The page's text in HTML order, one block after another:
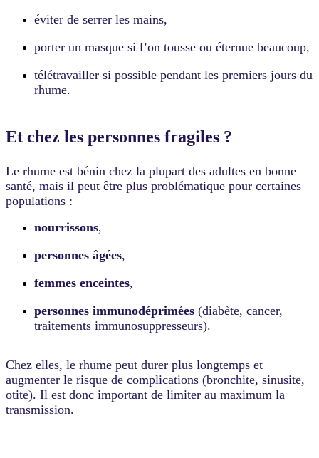
éviter de serrer les mains,
porter un masque si l’on tousse ou éternue beaucoup,
télétravailler si possible pendant les premiers jours du
rhume.
Et chez les personnes fragiles ?
Le rhume est bénin chez la plupart des adultes en bonne
santé, mais il peut être plus problématique pour certaines
populations :
nourrissons,
personnes âgées,
femmes enceintes,
personnes immunodéprimées (diabète, cancer,
traitements immunosuppresseurs).
Chez elles, le rhume peut durer plus longtemps et
augmenter le risque de complications (bronchite, sinusite,
otite). Il est donc important de limiter au maximum la
transmission.